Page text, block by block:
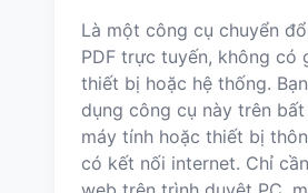
Là một công cụ chuyển
PDF trực tuyến, không có
thiết bị hoặc hệ thống.
dụng công cụ này trên
máy tính hoặc thiết bị
có kết nối internet. Chỉ